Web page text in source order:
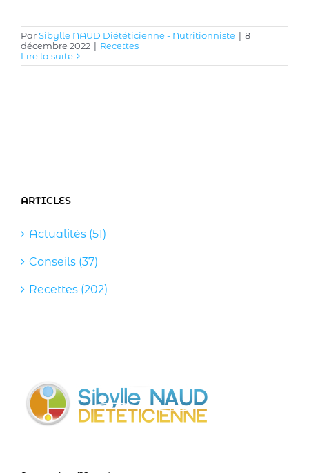
ParSibylle NAUD Diététicienne - Nutritionniste | 8
décembre 2022 | Recettes
Lire la suite
ARTICLES
Actualités (51)
Conseils (37)
Recettes (202)